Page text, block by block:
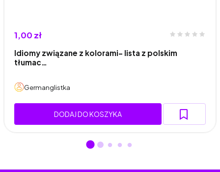
1,00 zł
Idiomy związane z kolorami- lista z polskim
tłumac…
Germanglistka
DODAJ DO KOSZYKA